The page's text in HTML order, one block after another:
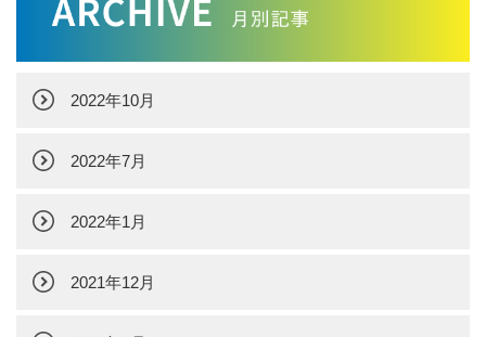
2022年10月
2022年7月
2022年1月
2021年12月